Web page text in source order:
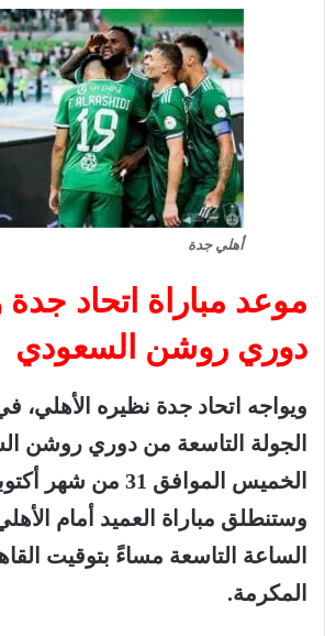
أهلي جدة
موعد مباراة اتحاد جدة
دوري روشن السعودي
ويواجه اتحاد جدة نظيره الأهلي،
الجولة التاسعة من دوري روشن
الخميس الموافق من شهر
وستنطلق مباراة العميد أمام
الساعة التاسعة مساءً بتوقيت
المكرمة.